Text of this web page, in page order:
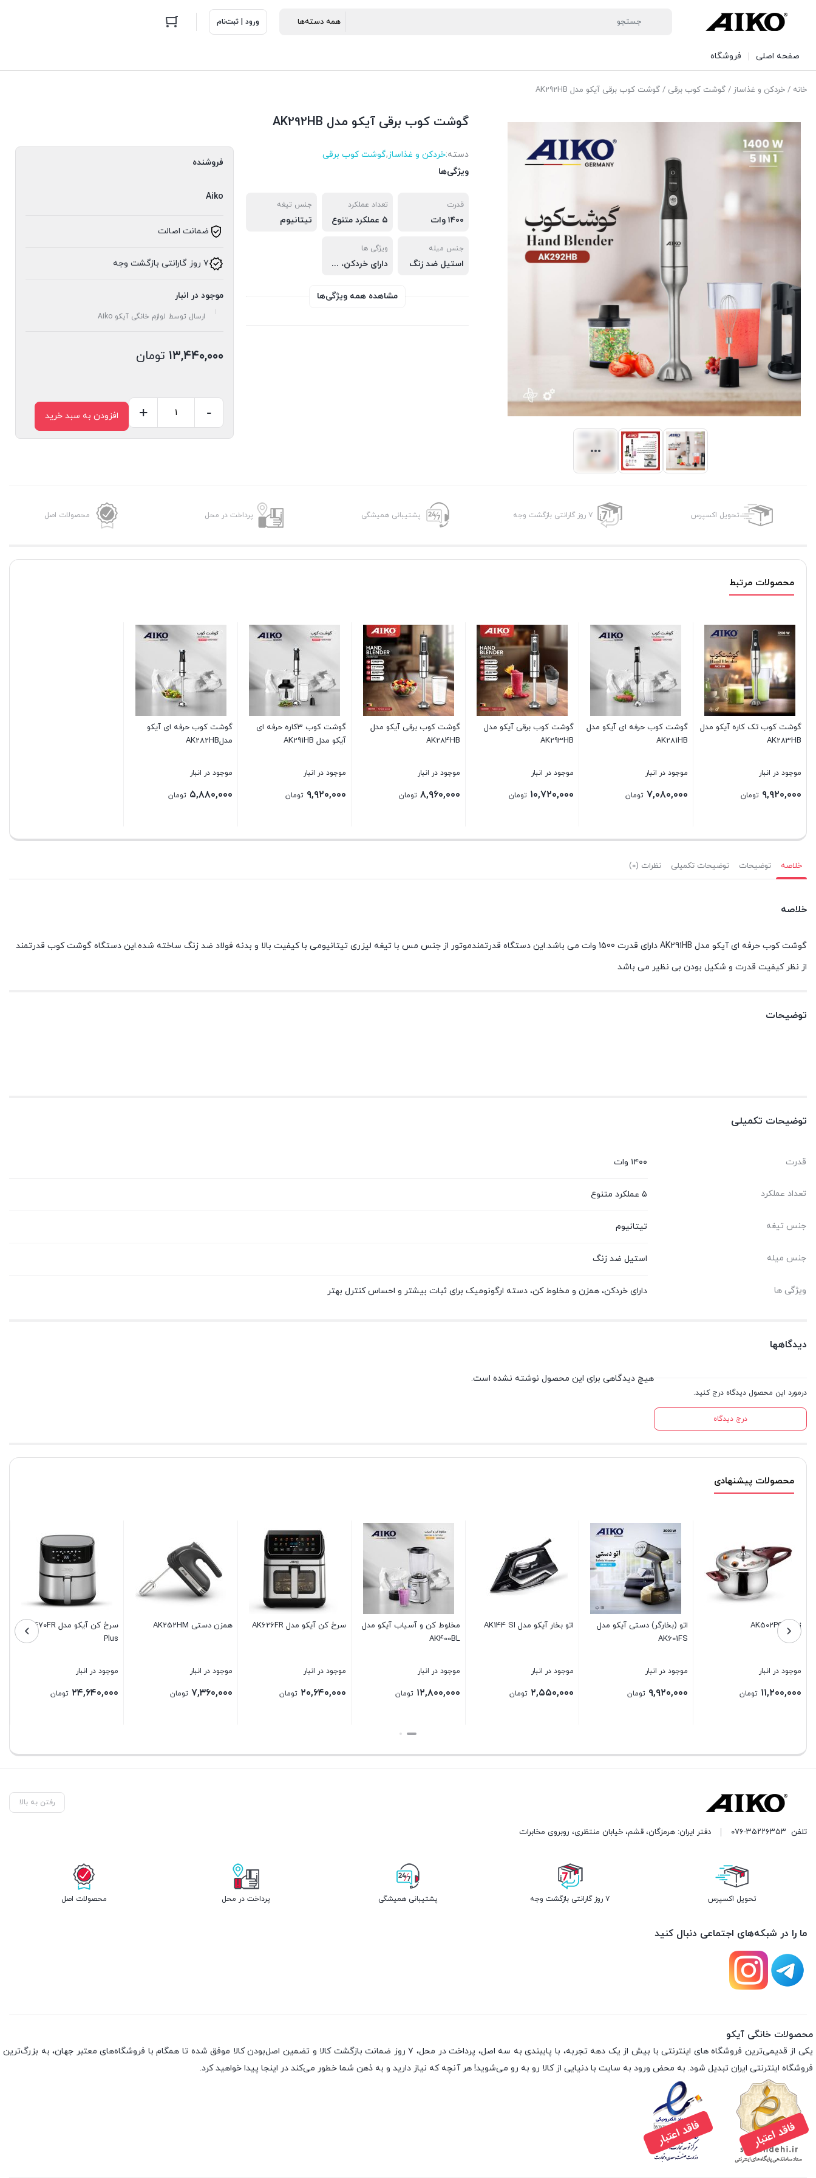
ورود | ثبت‌نام
صفحه اصلی فروشگاه
خانه / خردکن و غذاساز / گوشت کوب برقی / گوشت کوب برقی آیکو مدل AK292HB
گوشت کوب برقی آیکو مدل AK292HB
دسته:خردکن و غذاساز,گوشت کوب برقی
ویژگی‌ها
قدرت
۱۴۰۰ وات
تعداد عملکرد
۵ عملکرد متنوع
جنس تیغه
تیتانیوم
جنس میله
استیل ضد زنگ
ویژگی ها
دارای خردکن، همزن و مخلوط کن، دسته ارگونومیک برای ثبات بیشتر و احساس کنترل بهتر
مشاهده همه ویژگی‌ها
فروشنده
Aiko
ضمانت اصالت
۷ روز گارانتی بازگشت وجه
موجود در انبار
ارسال توسط لوازم خانگی آیکو Aiko
۱۳,۴۴۰,۰۰۰ تومان
کوب
عدد
-
+ افزودن به سبد خرید
تحویل اکسپرس ۷ روز گارانتی بازگشت وجه پشتیبانی همیشگی پرداخت در محل محصولات اصل
محصولات مرتبط
گوشت کوب تک کاره آیکو مدل
AK283HB
موجود در انبار
۹,۹۲۰,۰۰۰ تومان
بستن
گوشت کوب حرفه ای آیکو مدل
AK281HB
موجود در انبار
۷,۰۸۰,۰۰۰ تومان
گوشت کوب برقی آیکو مدل
AK293HB
موجود در انبار
۱۰,۷۲۰,۰۰۰ تومان
گوشت کوب برقی آیکو مدل
AK284HB
موجود در انبار
۸,۹۶۰,۰۰۰ تومان
گوشت کوب 3کاره حرفه ای
آیکو مدل AK291HB
موجود در انبار
۹,۹۲۰,۰۰۰ تومان
گوشت کوب حرفه ای آیکو
مدلAK282HB
موجود در انبار
۵,۸۸۰,۰۰۰ تومان
خلاصه توضیحات توضیحات تکمیلی نظرات (۰)
خلاصه
گوشت کوب حرفه ای آیکو مدل AK291HB دارای قدرت 1500 وات می باشد.این دستگاه قدرتمندموتور از جنس مس با تیغه لیزری تیتانیومی با کیفیت بالا و بدنه فولاد ضد زنگ ساخته شده.این دستگاه گوشت کوب قدرتمند
از نظر کیفیت قدرت و شکیل بودن بی نظیر می باشد
توضیحات
توضیحات تکمیلی
قدرت ۱۴۰۰ وات
تعداد عملکرد ۵ عملکرد متنوع
جنس تیغه تیتانیوم
جنس میله استیل ضد زنگ
ویژگی ها دارای خردکن، همزن و مخلوط کن، دسته ارگونومیک برای ثبات بیشتر و احساس کنترل بهتر
دیدگاهها
درمورد این محصول دیدگاه درج کنید.
درج دیدگاه
هیچ دیدگاهی برای این محصول نوشته نشده است.
محصولات پیشنهادی
آیکو مدل اتو بخار آیکو مدل AK144 SI
۲,۵۵۰,۰۰۰
مخلوط کن و آسیاب آیکو مدل
۱۲,۸۰۰,۰۰۰
سرخ کن آیکو مدل AK626FR
۲۰,۶۴۰,۰۰۰
همزن دستی AK252HM
۷,۳۶۰,۰۰۰
بستن
سرخ کن آیکو مدل AK470FR
۲۴,۶۴۰,۰۰۰
جارو شارژی آیکو مدل
۵
۲۱,۱۲۰,۰۰۰
زودپز AK501PC
۹,۷۶۰,۰۰۰
رفتن به بالا
تلفن ۰۷۶-۳۵۲۲۶۳۵۳ دفتر ایران: هرمزگان، قشم، خیابان منتظری، روبروی مخابرات
تحویل اکسپرس ۷ روز گارانتی بازگشت وجه پشتیبانی همیشگی پرداخت در محل محصولات اصل
ما را در شبکه‌های اجتماعی دنبال کنید
محصولات خانگی آیکو
یکی از قدیمی‌ترین فروشگاه های اینترنتی با بیش از یک دهه تجربه، با پایبندی به سه اصل، پرداخت در محل، ۷ روز ضمانت بازگشت کالا و تضمین اصل‌بودن کالا موفق شده تا همگام با فروشگاه‌های معتبر جهان، به بزرگ‌ترین
فروشگاه اینترنتی ایران تبدیل شود. به محض ورود به سایت با دنیایی از کالا رو به رو می‌شوید! هر آنچه که نیاز دارید و به ذهن شما خطور می‌کند در اینجا پیدا خواهید کرد.